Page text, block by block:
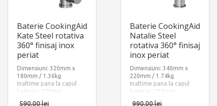
Baterie CookingAid
Kate Steel rotativa
360° finisaj inox
periat
Dimensiuni: 320mm x
180mm / 1.36kg
Inaltime pana la capul
bateriei: 223mm.
Finisaj: Inox periat.
590,00lei
Baterie CookingAid
Natalie Steel
rotativa 360° finisaj
inox periat
Dimensiuni: 340mm x
220mm / 1.74kg
Inaltime pana la capul
bateriei: 235mm.
Finisaj: Inox periat.
990,00lei